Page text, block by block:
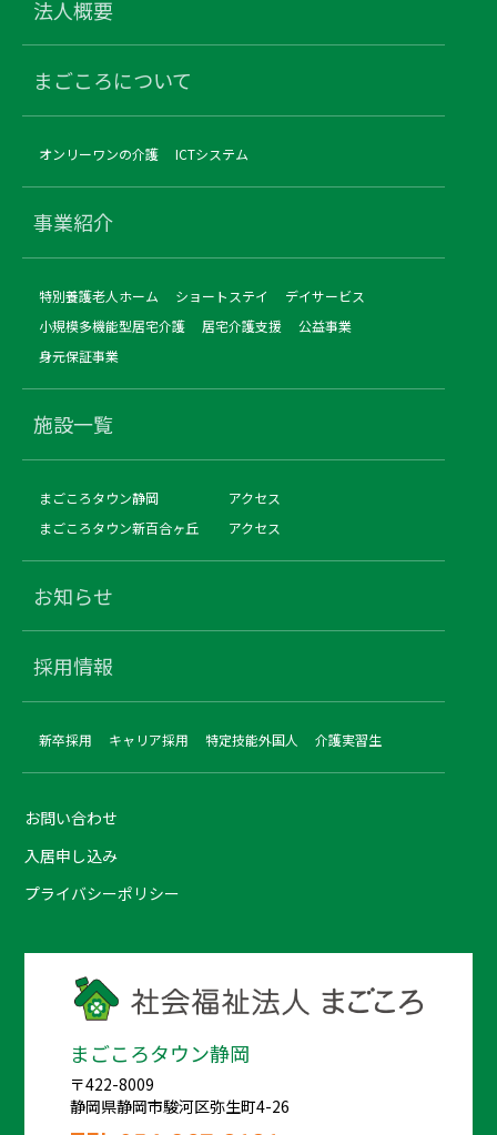
法人概要
まごころについて
オンリーワンの介護 ICTシステム
事業紹介
特別養護老人ホーム ショートステイ
デイサービス
小規模多機能型居宅介護
居宅介護支援
公益事業
身元保証事業
施設一覧
まごころタウン静岡
アクセス
まごころタウン新百合ヶ丘
アクセス
お知らせ
採用情報
新卒採用 キャリア採用 特定技能外国人 介護実習生
お問い合わせ
入居申し込み
プライバシーポリシー
まごころタウン静岡
〒422-8009
静岡県静岡市駿河区弥生町4-26